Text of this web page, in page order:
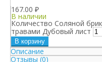
167.00 ₽
В наличии
Количество Соляной
травами Дубовый лист
В корзину
Описание
Отзывы (0)